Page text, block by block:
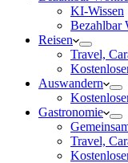
KI-Wissen
Bezahlbar
Reisen
Travel,
Auswandern
Gastro­nomie
Travel,